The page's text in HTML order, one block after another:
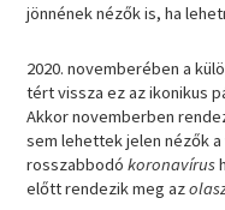
jönnének nézők is, ha
2020. novemberében a
tért vissza ez az ikonikus
Akkor novemberben
sem lehettek jelen nézők
rosszabbodókoronavírus
előtt rendezik meg az